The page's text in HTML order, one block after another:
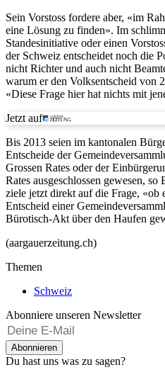
Sein Vorstoss fordere aber, «im
eine Lösung zu finden». Im
Standesinitiative oder einen
der Schweiz entscheidet noch die
nicht Richter und auch nicht
warum er den Volksentscheid von
«Diese Frage hier hat nichts mit
Jetzt auf
Bis 2013 seien im kantonalen
Entscheide der
Grossen Rates oder der
Rates ausgeschlossen gewesen,
ziele jetzt direkt auf die Frage, «ob
Entscheid einer
Bürotisch-Akt über den Haufen
(aargauerzeitung.ch)
Themen
Schweiz
Abonniere unseren Newsletter
Abonnieren
Du hast uns was zu sagen?